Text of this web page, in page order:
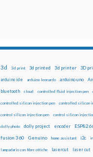
3d 3d print 3d printed 3d printer 3D
arduino ide arduino leonardo arduino uno
bluetooth cloud controlled fluid injection pen
controlled silicon injection pen controlled silicon
control silicon injection pen control silicon
dolly photo dolly project encoder
fusion 360 Genuino home assistant i2c
lampadario con fibre ottiche lasercut laser cut